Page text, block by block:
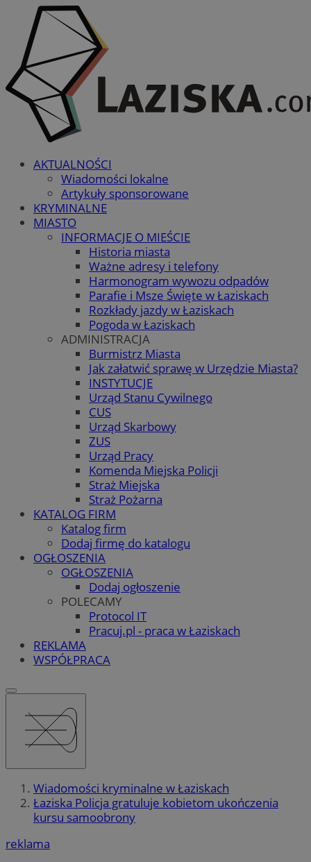
AKTUALNOŚCI
Wiadomości lokalne
Artykuły sponsorowane
KRYMINALNE
MIASTO
INFORMACJE O MIEŚCIE
Historia miasta
Ważne adresy i telefony
Harmonogram wywozu odpadów
Parafie i Msze Święte w Łaziskach
Rozkłady jazdy w Łaziskach
Pogoda w Łaziskach
ADMINISTRACJA
Burmistrz Miasta
Jak załatwić sprawę w Urzędzie Miasta?
INSTYTUCJE
Urząd Stanu Cywilnego
CUS
Urząd Skarbowy
ZUS
Urząd Pracy
Komenda Miejska Policji
Straż Miejska
Straż Pożarna
KATALOG FIRM
Katalog firm
Dodaj firmę do katalogu
OGŁOSZENIA
OGŁOSZENIA
Dodaj ogłoszenie
POLECAMY
Protocol IT
Pracuj.pl - praca w Łaziskach
REKLAMA
WSPÓŁPRACA
Wiadomości kryminalne w Łaziskach
Łaziska Policja gratuluje kobietom ukończenia
kursu samoobrony
reklama